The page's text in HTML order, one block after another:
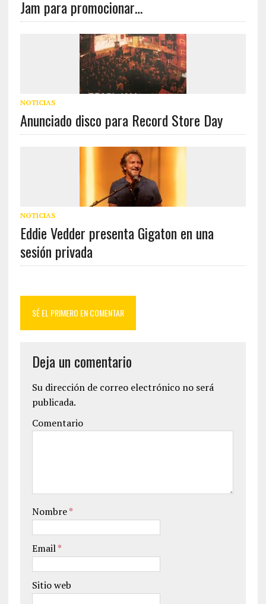
Jam para promocionar…
NOTICIAS
Anunciado disco para Record Store Day
NOTICIAS
Eddie Vedder presenta Gigaton en una
sesión privada
SÉ EL PRIMERO EN COMENTAR
Deja un comentario
Su dirección de correo electrónico no será
publicada.
Comentario
Nombre*
Email*
Sitio web